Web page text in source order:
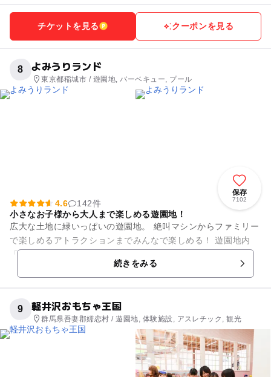
チケットを見る クーポンを見る
8 よみうりランド
東京都稲城市 / 遊園地, バーベキュー, プール
保存
7102
4.6
142件
小さなお子様から大人まで楽しめる遊園地！
広大な土地に緑いっぱいの遊園地。 絶叫マシンからファミリー
で楽しめるアトラクションまでみんなで楽しめる！ 遊園地内
「グッジョバ!!」エリアでは、遊びながらものづくりを体感で
続きをみる
9 軽井沢おもちゃ王国
群馬県吾妻郡嬬恋村 / 遊園地, 体験施設, アスレチック, 観光